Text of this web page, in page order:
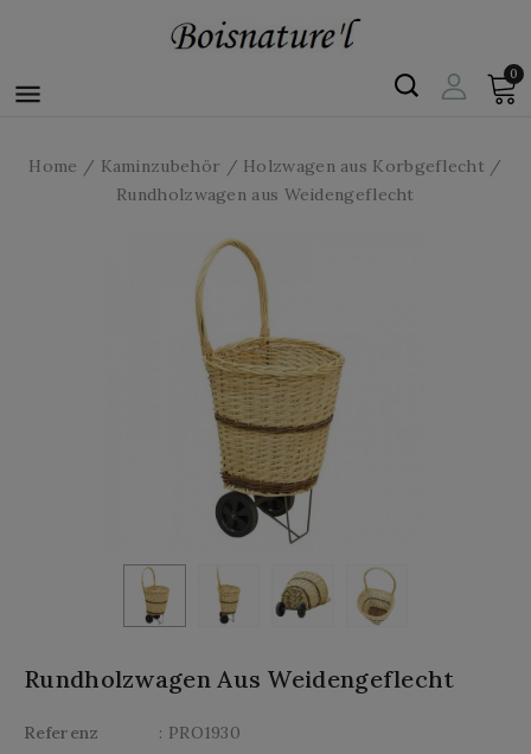

0
Home Kaminzubehör
Holzwagen aus Korbgeflecht
Rundholzwagen aus Weidengeflecht
Rundholzwagen Aus Weidengeflecht
Referenz
: PRO1930